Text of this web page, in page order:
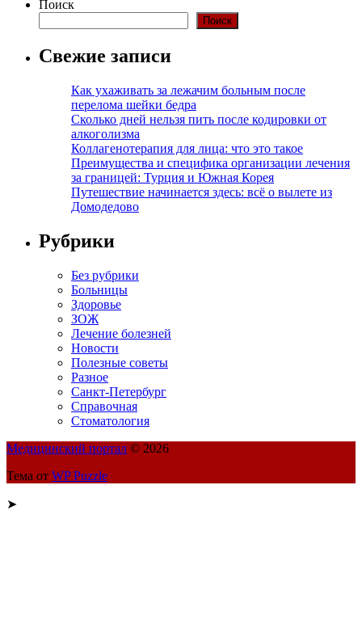
Поиск
Поиск
Свежие записи
Как ухаживать за лежачим больным после
перелома шейки бедра
Сколько дней нельзя пить после кодировки от
алкоголизма
Коллагенотерапия для лица: что это такое
Преимущества и специфика организации лечения
за границей: Турция и Южная Корея
Путешествие начинается здесь: всё о вылете из
Домодедово
Рубрики
Без рубрики
Больницы
Здоровье
ЗОЖ
Лечение болезней
Новости
Полезные советы
Разное
Санкт-Петербург
Справочная
Стоматология
Медицинский портал © 2026
Тема от WP Puzzle
➤